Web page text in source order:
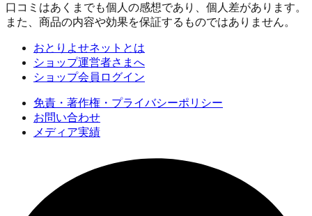
口コミはあくまでも個人の感想であり、個人差があります。
また、商品の内容や効果を保証するものではありません。
おとりよせネットとは
ショップ運営者さまへ
ショップ会員ログイン
免責・著作権・プライバシーポリシー
お問い合わせ
メディア実績